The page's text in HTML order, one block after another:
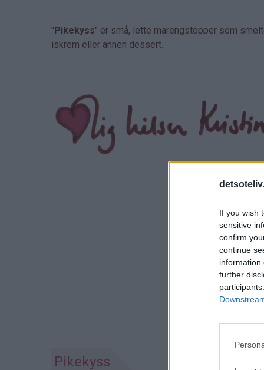
If you wish
sensitive
confirm
continue
information
further
"Pikekyss" er små, lette marengstopper som
iskrem eller annen dessert.
Pikekyss